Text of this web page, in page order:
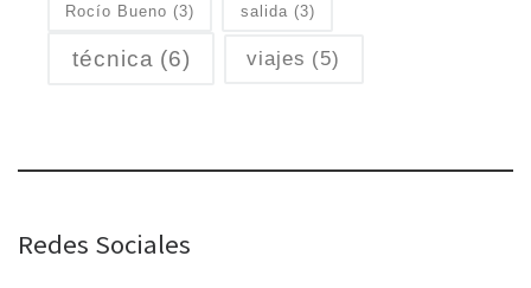
Rocío Bueno (3) salida (3)
técnica (6) viajes (5)
Redes Sociales